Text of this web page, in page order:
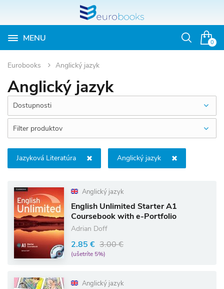
0
MENU
Otvoriť
Eurobooks Anglický jazyk
Anglický jazyk
Dostupnosti
Filter produktov
Jazyková Literatúra Anglický jazyk
Anglický jazyk
English Unlimited Starter A1
Coursebook with e-Portfolio
Adrian Doff
2.85 € 3.00 €
(ušetríte 5%)
Anglický jazyk